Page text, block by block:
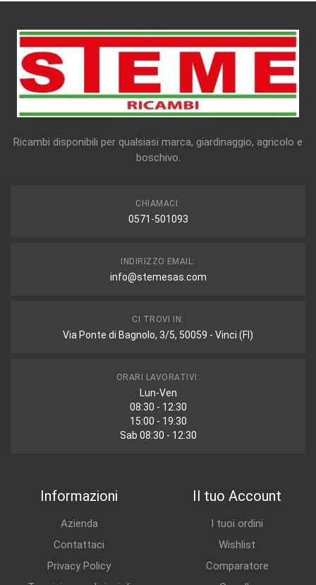
Ricambi disponibili per qualsiasi marca, giardinaggio, agricolo e
boschivo.
CHIAMACI:
0571-501093
INDIRIZZO EMAIL:
info@stemesas.com
CI TROVI IN:
Via Ponte di Bagnolo, 3/5, 50059 - Vinci (FI)
ORARI LAVORATIVI:
Lun-Ven
08:30 - 12:30
15:00 - 19:30
Sab 08:30 - 12:30
Informazioni
Azienda
Contattaci
Privacy Policy
Il tuo Account
I tuoi ordini
Wishlist
Comparatore